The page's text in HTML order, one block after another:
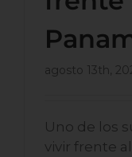
agosto 13th,
Uno de los
vivir frente